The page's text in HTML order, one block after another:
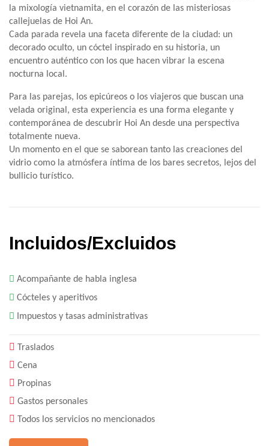
la mixología vietnamita, en el corazón de las misteriosas
callejuelas de Hoi An.
Cada parada revela una faceta diferente de la ciudad: un
decorado oculto, un cóctel inspirado en su historia, un
encuentro auténtico con los que hacen vibrar la escena
nocturna local.
Para las parejas, los epicúreos o los viajeros que buscan una
velada original, esta experiencia es una forma elegante y
contemporánea de descubrir Hoi An desde una perspectiva
totalmente nueva.
Un momento en el que se saborean tanto las creaciones del
vidrio como la atmósfera íntima de los bares secretos, lejos del
bullicio turístico.
Incluidos/Excluidos
Acompañante de habla inglesa
Cócteles y aperitivos
Impuestos y tasas administrativas
Traslados
Cena
Propinas
Gastos personales
Todos los servicios no mencionados